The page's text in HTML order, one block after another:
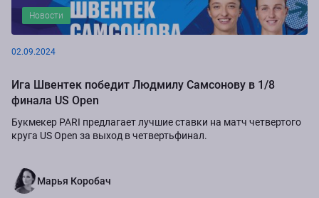
Новости
02.09.2024
Ига Швентек победит Людмилу Самсонову в 1/8
финала US Open
Букмекер PARI предлагает лучшие ставки на матч четвертого
круга US Open за выход в четвертьфинал.
Марья Коробач